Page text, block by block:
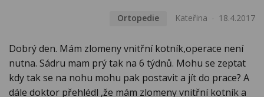
Ortopedie Kateřina 18.4.2017
Dobrý den. Mám zlomeny vnitřní kotník,operace není
nutna. Sádru mam prý tak na 6 týdnů. Mohu se zeptat
kdy tak se na nohu mohu pak postavit a jít do prace? A
dále doktor přehlédl ,že mám zlomeny vnitřní kotník a